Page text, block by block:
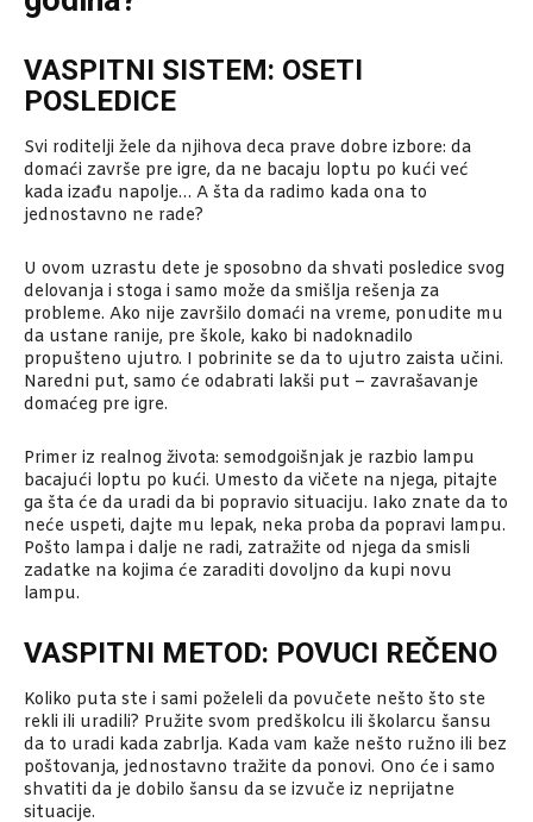
VASPITNI SISTEM: OSETI
POSLEDICE
Svi roditelji žele da njihova deca prave dobre izbore: da
domaći završe pre igre, da ne bacaju loptu po kući već
kada izađu napolje… A šta da radimo kada ona to
jednostavno ne rade?
U ovom uzrastu dete je sposobno da shvati posledice svog
delovanja i stoga i samo može da smišlja rešenja za
probleme. Ako nije završilo domaći na vreme, ponudite mu
da ustane ranije, pre škole, kako bi nadoknadilo
propušteno ujutro. I pobrinite se da to ujutro zaista učini.
Naredni put, samo će odabrati lakši put – zavrašavanje
domaćeg pre igre.
Primer iz realnog života: semodgoišnjak je razbio lampu
bacajući loptu po kući. Umesto da vičete na njega, pitajte
ga šta će da uradi da bi popravio situaciju. Iako znate da to
neće uspeti, dajte mu lepak, neka proba da popravi lampu.
Pošto lampa i dalje ne radi, zatražite od njega da smisli
zadatke na kojima će zaraditi dovoljno da kupi novu
lampu.
VASPITNI METOD: POVUCI REČENO
Koliko puta ste i sami poželeli da povučete nešto što ste
rekli ili uradili? Pružite svom predškolcu ili školarcu šansu
da to uradi kada zabrlja. Kada vam kaže nešto ružno ili bez
poštovanja, jednostavno tražite da ponovi. Ono će i samo
shvatiti da je dobilo šansu da se izvuče iz neprijatne
situacije.